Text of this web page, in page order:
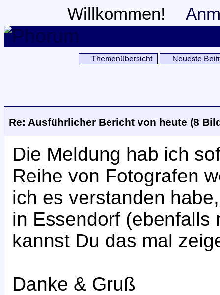
Willkommen!
Themenübersicht Neueste
Re: Ausführlicher Bericht von heute (8
Die Meldung hab ich
Reihe von Fotografen
ich es verstanden
in Essendorf (ebenfalls
kannst Du das mal
Danke & Gruß